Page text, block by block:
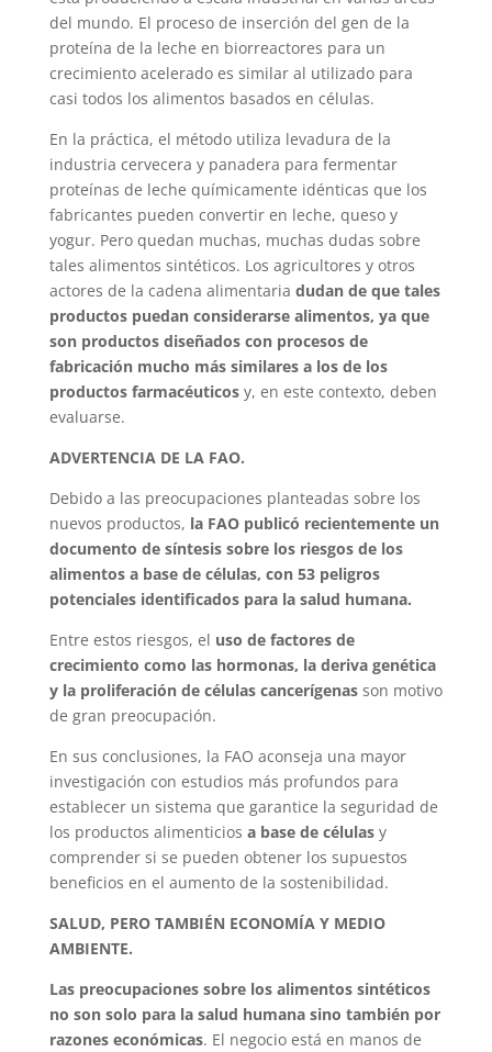
del mundo. El proceso de inserción del gen de la
proteína de la leche en biorreactores para un
crecimiento acelerado es similar al utilizado para
casi todos los alimentos basados en células.
En la práctica, el método utiliza levadura de la
industria cervecera y panadera para fermentar
proteínas de leche químicamente idénticas que los
fabricantes pueden convertir en leche, queso y
yogur. Pero quedan muchas, muchas dudas sobre
tales alimentos sintéticos. Los agricultores y otros
actores de la cadena alimentaria dudan de que tales
productos puedan considerarse alimentos, ya que
son productos diseñados con procesos de
fabricación mucho más similares a los de los
productos farmacéuticosy, en este contexto, deben
evaluarse.
ADVERTENCIA DE LA FAO.
Debido a las preocupaciones planteadas sobre los
nuevos productos, la FAO publicó recientemente un
documento de síntesis sobre los riesgos de los
alimentos a base de células, con 53 peligros
potenciales identificados para la salud humana.
Entre estos riesgos, el uso de factores de
crecimiento como las hormonas, la deriva genética
y la proliferación de células cancerígenasson motivo
de gran preocupación.
En sus conclusiones, la FAO aconseja una mayor
investigación con estudios más profundos para
establecer un sistema que garantice la seguridad de
los productos alimenticios a base de célulasy
comprender si se pueden obtener los supuestos
beneficios en el aumento de la sostenibilidad.
SALUD, PERO TAMBIÉN ECONOMÍA Y MEDIO
AMBIENTE.
Las preocupaciones sobre los alimentos sintéticos
no son solo para la salud humana sino también por
razones económicas. El negocio está en manos de